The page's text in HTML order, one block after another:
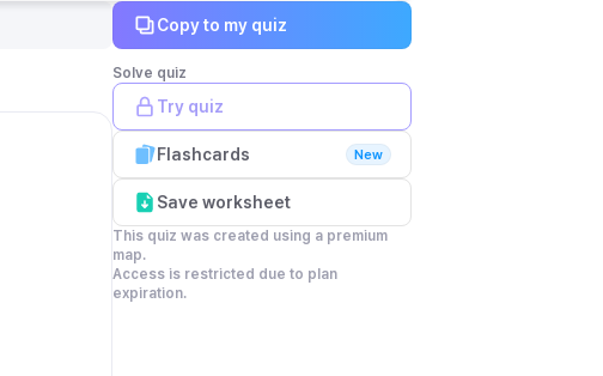
Copy to my quiz
Solve quiz
Try quiz
Flashcards New
Save worksheet
This quiz was created using a premium
map.
Access is restricted due to plan
expiration.